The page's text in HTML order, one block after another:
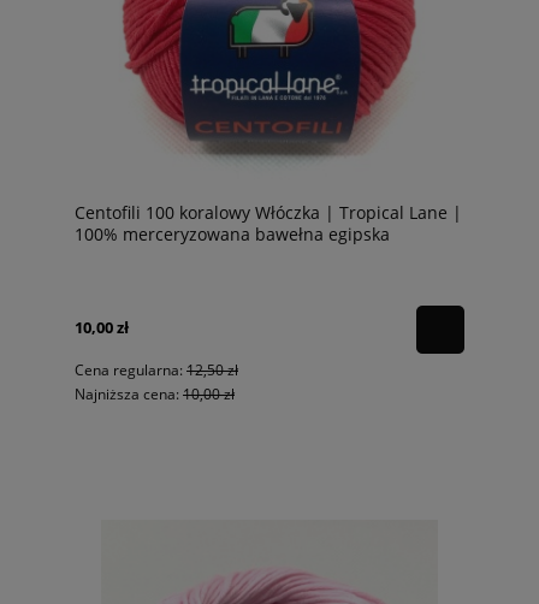
Centofili 100 koralowy Włóczka | Tropical Lane |
100% merceryzowana bawełna egipska
10,00 zł
Cena regularna: 12,50 zł
Najniższa cena: 10,00 zł